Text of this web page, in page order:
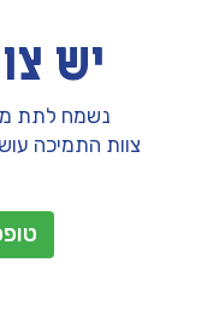
יש
נשמח לתת
צוות התמיכה